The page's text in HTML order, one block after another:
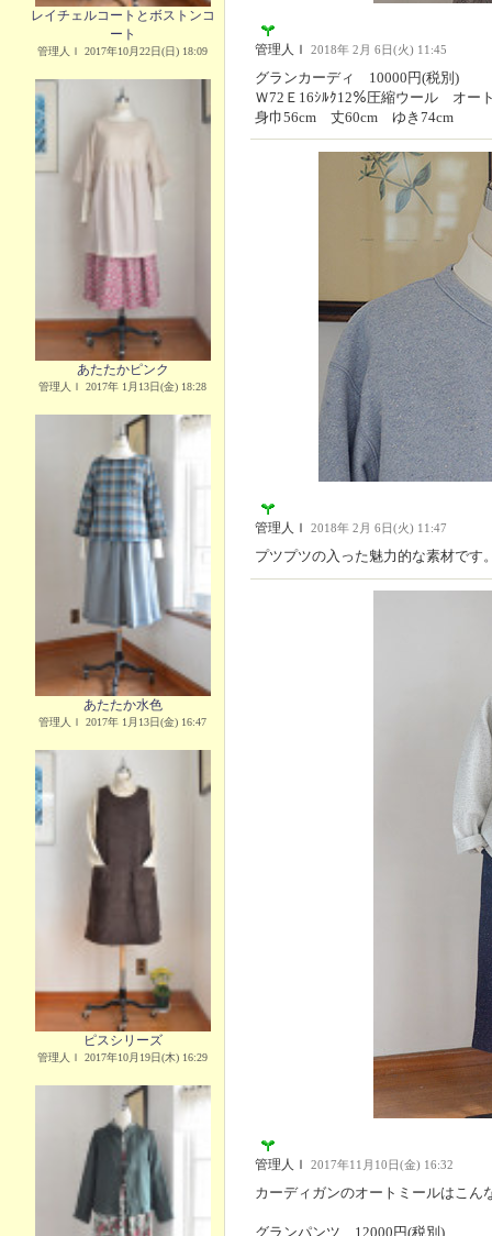
レイチェルコートとボストンコ
ート
管理人Ｉ 2017年10月22日(日) 18:09
あたたかピンク
管理人Ｉ 2017年 1月13日(金) 18:28
あたたか水色
管理人Ｉ 2017年 1月13日(金) 16:47
ピスシリーズ
管理人Ｉ 2017年10月19日(木) 16:29
管理人Ｉ 2018年 2月 6日(火) 11:45
グランカーディ 10000円(税別)
Ｗ72Ｅ16ｼﾙｸ12％圧縮ウール オー
身巾56cm 丈60cm ゆき74cm
管理人Ｉ 2018年 2月 6日(火) 11:47
プツプツの入った魅力的な素材です
管理人Ｉ 2017年11月10日(金) 16:32
カーディガンのオートミールはこん
グランパンツ 12000円(税別)